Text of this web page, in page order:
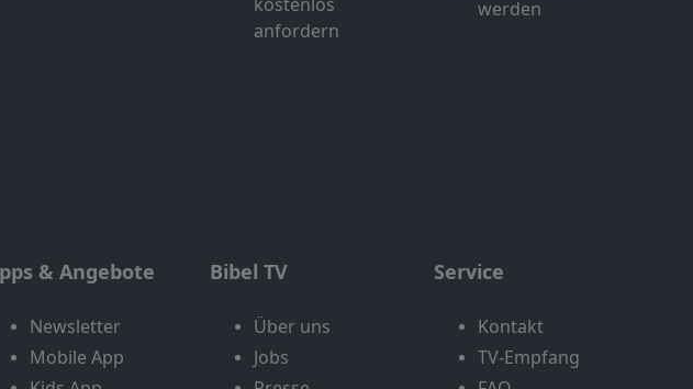
anfordern
werden
& Angebote
Newsletter
Mobile App
Bibel TV
Über uns
Jobs
Service
Kontakt
TV-Empfang